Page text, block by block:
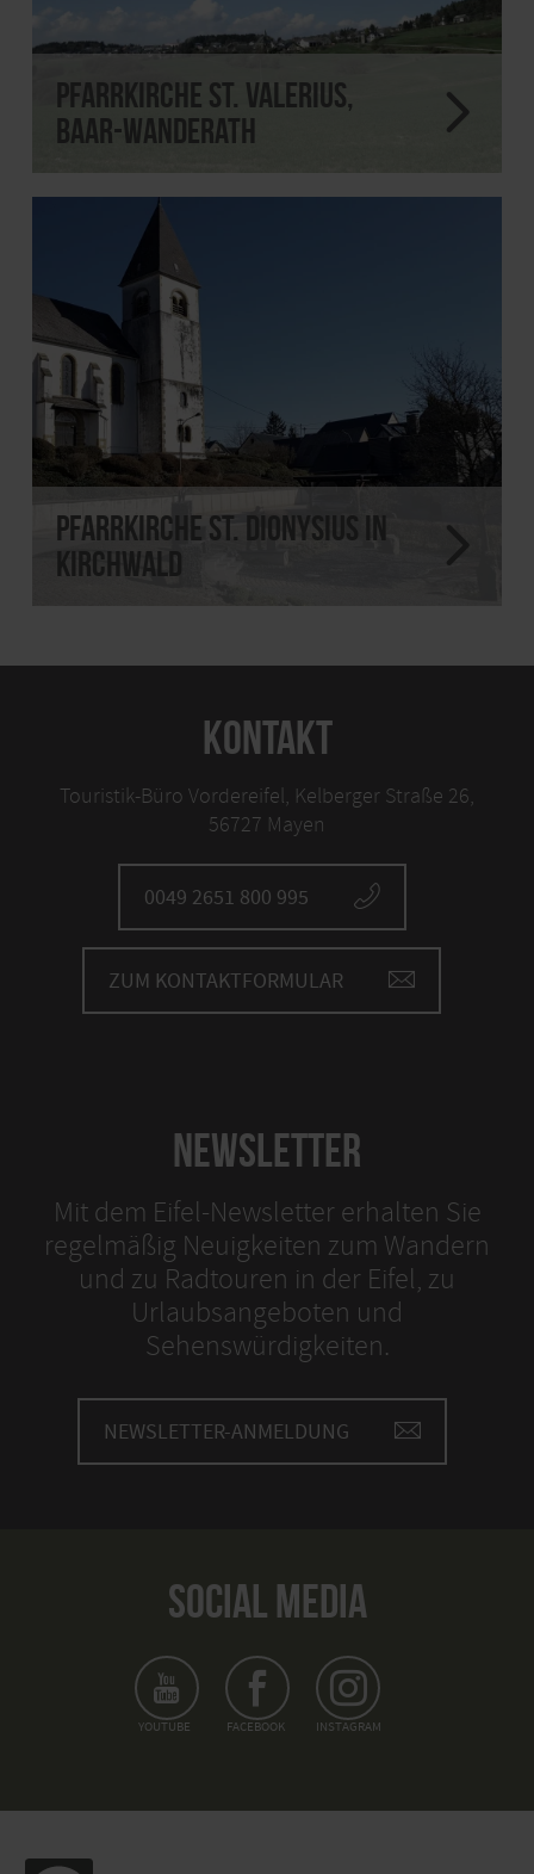
Pfarrkirche St. Valerius,
Baar-Wanderath
Pfarrkirche St. Dionysius in
Kirchwald
KONTAKT
Touristik-Büro Vordereifel, Kelberger Straße 26,
56727 Mayen
0049 2651 800 995
ZUM KONTAKTFORMULAR
NEWSLETTER
Mit dem Eifel-Newsletter erhalten Sie
regelmäßig Neuigkeiten zum Wandern
und zu Radtouren in der Eifel, zu
Urlaubsangeboten und
Sehenswürdigkeiten.
NEWSLETTER-ANMELDUNG
SOCIAL MEDIA
YOUTUBE FACEBOOK INSTAGRAM